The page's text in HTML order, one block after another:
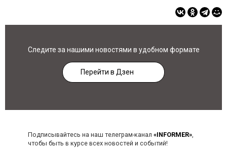
Следите за нашими новостями в удобном формате
Перейти в Дзен
Подписывайтесь на наш телеграм-канал «INFORMER»,
чтобы быть в курсе всех новостей и событий!